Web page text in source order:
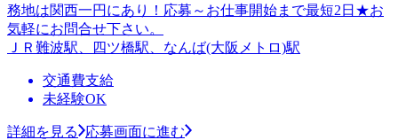
務地は関西一円にあり！応募～お仕事開始まで最短2日★お
気軽にお問合せ下さい。
ＪＲ難波駅、四ツ橋駅、なんば(大阪メトロ)駅
交通費支給
未経験OK
詳細を見る
応募画面に進む